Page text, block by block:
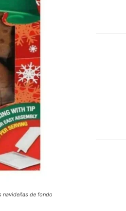
navideñas de fondo